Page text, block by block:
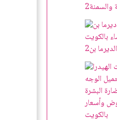
والسمنة2
بن2